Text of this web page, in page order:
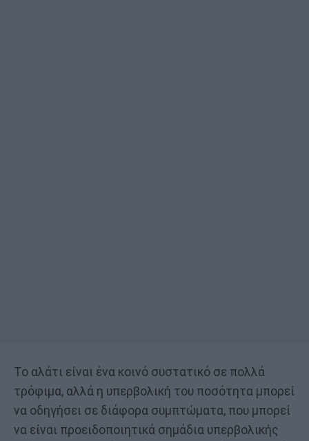
Το αλάτι είναι ένα κοινό συστατικό σε πολλά
τρόφιμα, αλλά η υπερβολική του ποσότητα μπορεί
να οδηγήσει σε διάφορα συμπτώματα, που μπορεί
να είναι προειδοποιητικά σημάδια υπερβολικής